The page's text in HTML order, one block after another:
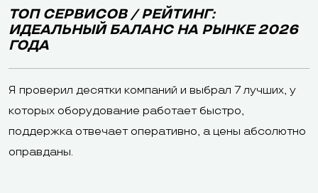
ТОП СЕРВИСОВ / РЕЙТИНГ:
ИДЕАЛЬНЫЙ БАЛАНС НА РЫНКЕ 2026
ГОДА
Я проверил десятки компаний и выбрал 7 лучших, у
которых оборудование работает быстро,
поддержка отвечает оперативно, а цены абсолютно
оправданы.